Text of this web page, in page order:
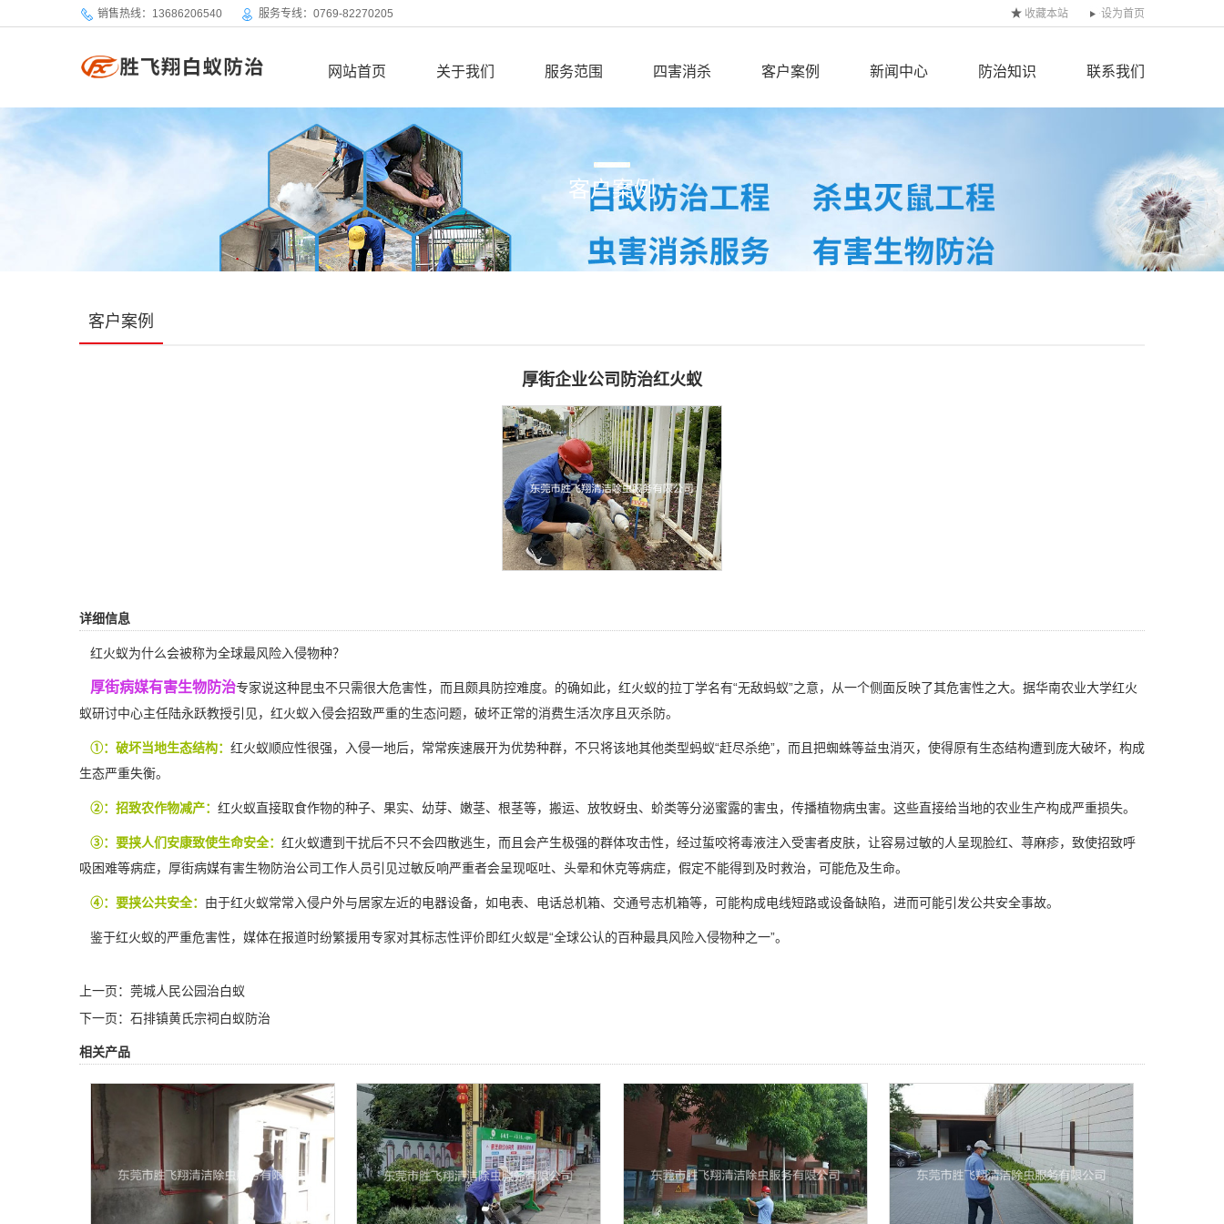
销售热线：13686206540 服务专线：0769-82270205 设为首页
收藏本站
网站首页 关于我们 服务范围 四害消杀 客户案例 新闻中心 防治知识 联系我们
客户案例
客户案例
厚街企业公司防治红火蚁
详细信息
红火蚁为什么会被称为全球最风险入侵物种？
厚街病媒有害生物防治专家说这种昆虫不只需很大危害性，而且颇具防控难度。的确如此，红火蚁的拉丁学名有“无敌蚂蚁”之意，从一个侧面反映了其危害性之大。据华南农业大学红火
蚁研讨中心主任陆永跃教授引见，红火蚁入侵会招致严重的生态问题，破坏正常的消费生活次序且灭杀防。
①：破坏当地生态结构： 红火蚁顺应性很强，入侵一地后，常常疾速展开为优势种群，不只将该地其他类型蚂蚁“赶尽杀绝”，而且把蜘蛛等益虫消灭，使得原有生态结构遭到庞大破坏，构成
生态严重失衡。
②：招致农作物减产： 红火蚁直接取食作物的种子、果实、幼芽、嫩茎、根茎等，搬运、放牧蚜虫、蚧类等分泌蜜露的害虫，传播植物病虫害。这些直接给当地的农业生产构成严重损失。
③：要挟人们安康致使生命安全： 红火蚁遭到干扰后不只不会四散逃生，而且会产生极强的群体攻击性，经过蜇咬将毒液注入受害者皮肤，让容易过敏的人呈现脸红、荨麻疹，致使招致呼
吸困难等病症，厚街病媒有害生物防治公司工作人员引见过敏反响严重者会呈现呕吐、头晕和休克等病症，假定不能得到及时救治，可能危及生命。
④：要挟公共安全： 由于红火蚁常常入侵户外与居家左近的电器设备，如电表、电话总机箱、 交通号志机箱等，可能构成电线短路或设备缺陷，进而可能引发公共安全事故。
鉴于红火蚁的严重危害性，媒体在报道时纷繁援用专家对其标志性评价即红火蚁是“全球公认的百种最具风险入侵物种之一”。
上一页： 莞城人民公园治白蚁
下一页： 石排镇黄氏宗祠白蚁防治
相关产品